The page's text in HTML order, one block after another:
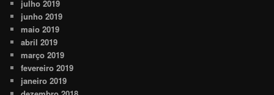
julho 2019
junho 2019
maio 2019
abril 2019
março 2019
fevereiro 2019
janeiro 2019